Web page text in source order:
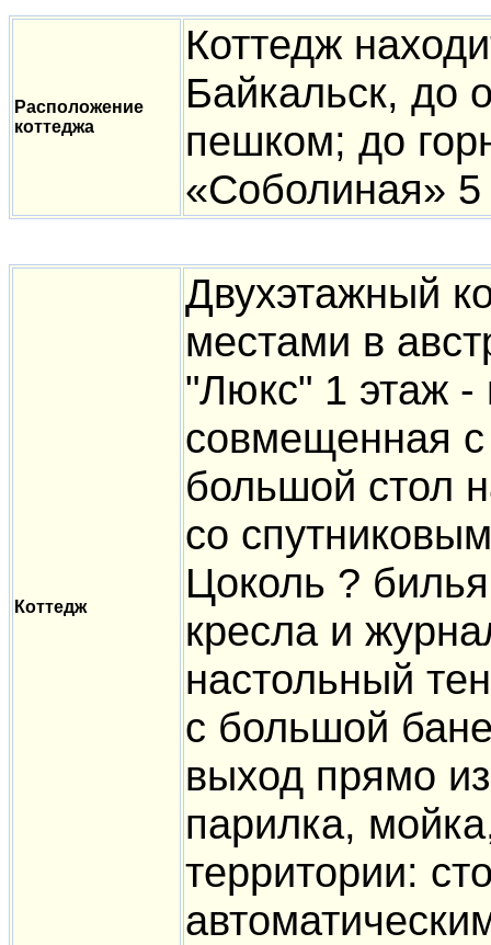
Расположение
коттеджа
Коттедж
Байкальск, до
пешком; до
«Соболиная»
Коттедж
Двухэтажный
местами в
"Люкс" 1 этаж -
совмещенная с
большой стол
со
Цоколь ?
кресла и
настольный
с большой
выход прямо
парилка,
территории: